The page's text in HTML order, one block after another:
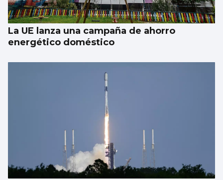
La UE lanza una campaña de ahorro
energético doméstico